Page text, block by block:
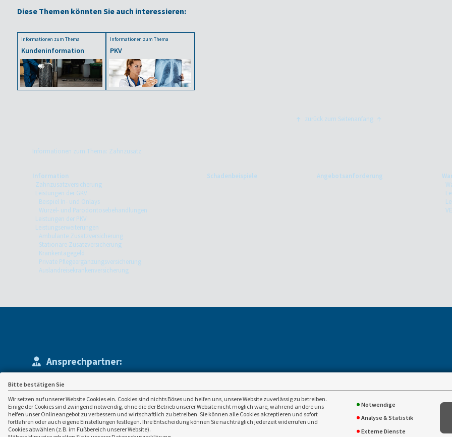
Bitte bestätigen Sie
Wir setzen auf unserer Website Cookies ein. Cookies sind nichts Böses und helfen uns, unsere Website zuverlässig zu betreiben.
Einige der Cookies sind zwingend notwendig, ohne die der Betrieb unserer Website nicht möglich wäre, während andere uns
helfen unser Onlineangebot zu verbessern und wirtschaftlich zu betreiben. Sie können alle Cookies akzeptieren und sofort
fortfahren oder auch eigene Einstellungen festlegen. Ihre Entscheidung können Sie nachträglich jederzeit widerrufen und
Cookies abwählen (z.B. im Fußbereich unserer Website).
Notwendige
Analyse & Statistik
Externe Dienste
Diese Themen könnten Sie auch interessieren:
Informationen zum Thema
Kundeninformation
Informationen zum Thema
PKV
zurück zum Seitenanfang
Informationen zum Thema: Zahnzusatz
Information
Zahnzusatzversicherung
Leistungen der GKV
Beispiel In- und Onlays
Wurzel- und Parodontosebehandlungen
Leistungen der PKV
Leistungserweiterungen
Ambulante Zusatzversicherung
Stationäre Zusatzversicherung
Krankentagegeld
Private Pflegeergänzungsversicherung
Auslandreisekrankenversicherung
Schadenbeispiele Angebotsanforderung
Ansprechpartner:
Bahnhofstraße 22
99887 Georgenthal
post(at)finanzplan-thueringen.de
www.finanzplan-thueringen.de